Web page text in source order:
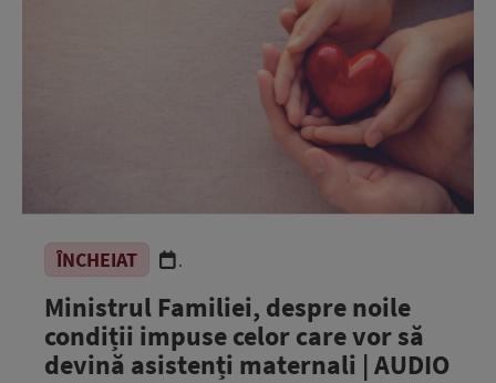
ÎNCHEIAT .
Ministrul Familiei, despre noile
condiții impuse celor care vor să
devină asistenți maternali | AUDIO